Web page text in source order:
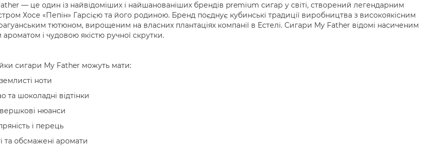
— це один із найвідоміших і найшанованіших брендів premium сигар у світі, створений легендарним
Хосе «Пепін» Гарсією та його родиною. Бренд поєднує кубинські традиції виробництва з високоякісним
тютюном, вирощеним на власних плантаціях компанії в Естелі. Сигари My Father відомі насиченим
і чудовою якістю ручної скрутки.
сигари My Father можуть мати:
ноти
та шоколадні відтінки
вершкові нюанси
і перець
та обсмажені аромати